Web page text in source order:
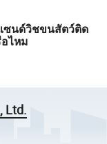
ซนด์วิชขนสัตว์ติด
ไหม
Ltd.